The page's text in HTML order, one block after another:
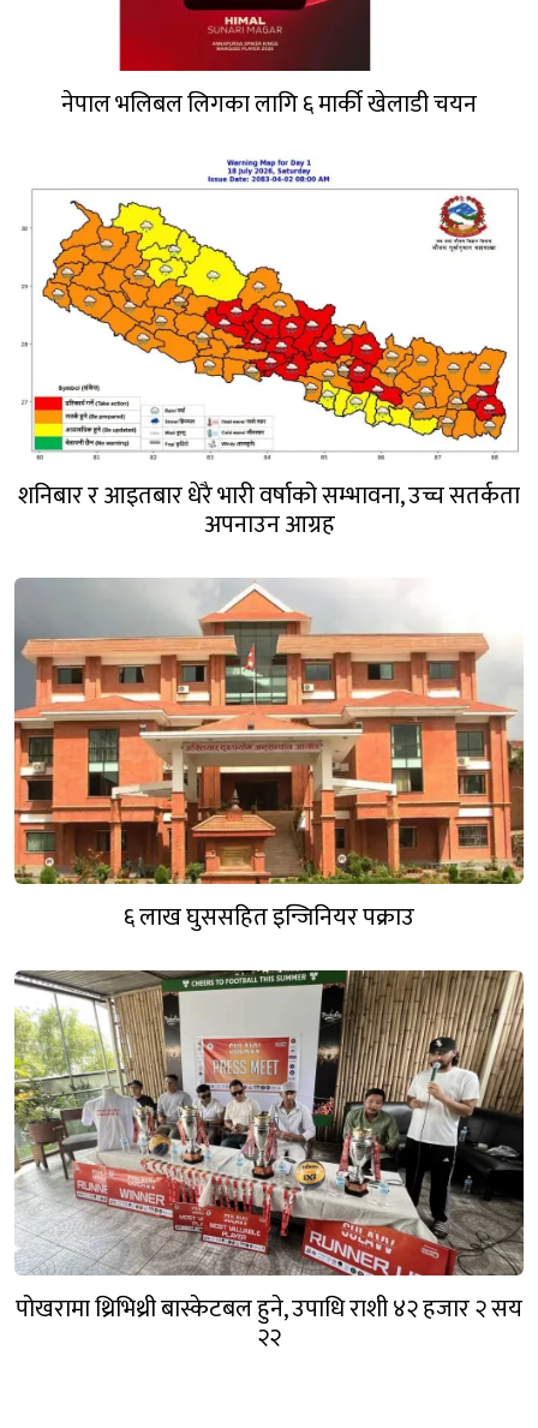
नेपाल भलिबल लिगका लागि ६ मार्की खेलाडी चयन
शनिबार र आइतबार धेरै भारी वर्षाको सम्भावना, उच्च सतर्कता
अपनाउन आग्रह
६ लाख घुससहित इन्जिनियर पक्राउ
पोखरामा थ्रिभिथ्री बास्केटबल हुने, उपाधि राशी ४२ हजार २ सय
२२